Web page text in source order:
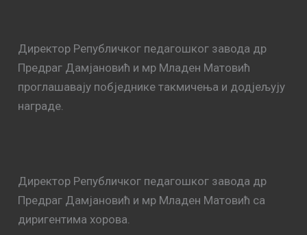
Директор Републичког педагошког завода др
Предраг Дамјановић и мр Младен Матовић
проглашавају побједнике такмичења и додјељују
награде.
Директор Републичког педагошког завода др
Предраг Дамјановић и мр Младен Матовић са
диригентима хорова.